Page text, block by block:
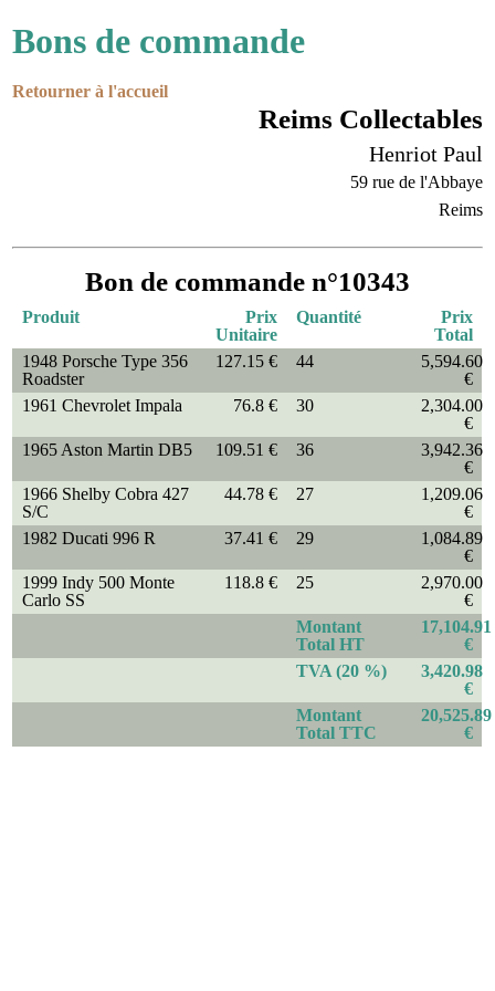
Bons de commande
Retourner à l'accueil
Reims Collectables
Henriot Paul
59 rue de l'Abbaye
Reims
Bon de commande n°10343
Produit
Prix
Unitaire
Quantité
Prix
Total
1948 Porsche Type 356
Roadster
127.15 € 44
5,594.60
€
1961 Chevrolet Impala
76.8 € 30
2,304.00
€
1965 Aston Martin DB5
109.51 € 36
3,942.36
€
1966 Shelby Cobra 427
S/C
44.78 € 27
1,209.06
€
1982 Ducati 996 R
37.41 € 29
1,084.89
€
1999 Indy 500 Monte
Carlo SS
118.8 € 25
2,970.00
€
Montant
Total HT
17,104.91
€
TVA (20 %)
3,420.98
€
Montant
Total TTC
20,525.89
€